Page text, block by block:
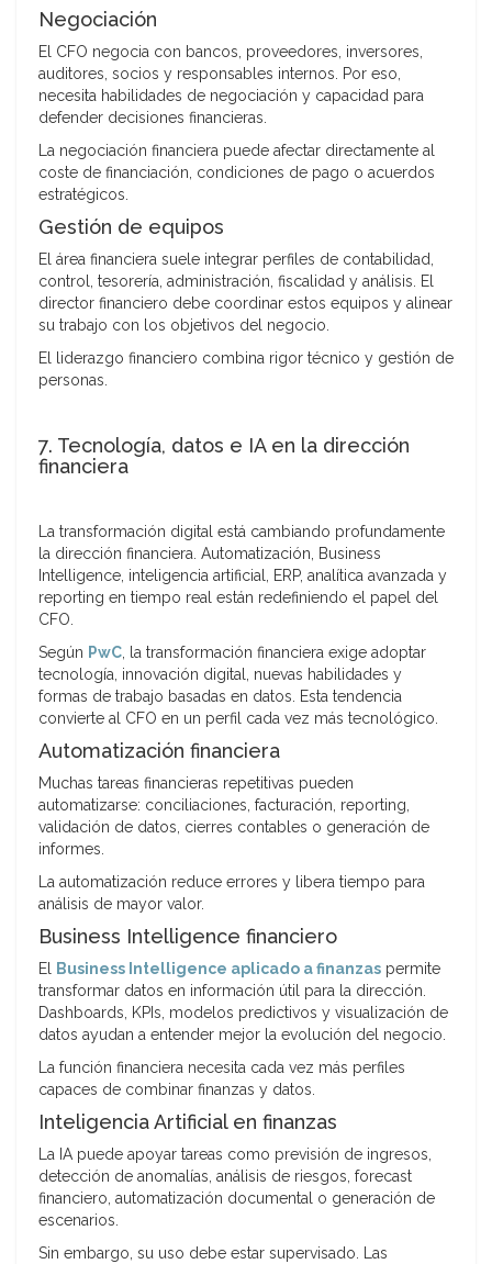
Negociación
El CFO negocia con bancos, proveedores, inversores,
auditores, socios y responsables internos. Por eso,
necesita habilidades de negociación y capacidad para
defender decisiones financieras.
La negociación financiera puede afectar directamente al
coste de financiación, condiciones de pago o acuerdos
estratégicos.
Gestión de equipos
El área financiera suele integrar perfiles de contabilidad,
control, tesorería, administración, fiscalidad y análisis. El
director financiero debe coordinar estos equipos y alinear
su trabajo con los objetivos del negocio.
El liderazgo financiero combina rigor técnico y gestión de
personas.
7. Tecnología, datos e IA en la dirección
financiera
La transformación digital está cambiando profundamente
la dirección financiera. Automatización, Business
Intelligence, inteligencia artificial, ERP, analítica avanzada y
reporting en tiempo real están redefiniendo el papel del
CFO.
Según PwC, la transformación financiera exige adoptar
tecnología, innovación digital, nuevas habilidades y
formas de trabajo basadas en datos. Esta tendencia
convierte al CFO en un perfil cada vez más tecnológico.
Automatización financiera
Muchas tareas financieras repetitivas pueden
automatizarse: conciliaciones, facturación, reporting,
validación de datos, cierres contables o generación de
informes.
La automatización reduce errores y libera tiempo para
análisis de mayor valor.
Business Intelligence financiero
El Business Intelligence aplicado a finanzas permite
transformar datos en información útil para la dirección.
Dashboards, KPIs, modelos predictivos y visualización de
datos ayudan a entender mejor la evolución del negocio.
La función financiera necesita cada vez más perfiles
capaces de combinar finanzas y datos.
Inteligencia Artificial en finanzas
La IA puede apoyar tareas como previsión de ingresos,
detección de anomalías, análisis de riesgos, forecast
financiero, automatización documental o generación de
escenarios.
Sin embargo, su uso debe estar supervisado. Las